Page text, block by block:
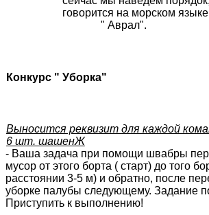
говорится на морском
" Аврал".
Конкурс " Уборка"
Выносится реквизит для каждой
6 шт. шашенЖ
- Ваша задача при помощи швабры
мусор от этого борта ( старт) до того
расстоянии 3-5 м) и обратно, после
уборке палубы следующему. Задание
Приступить к выполнению!